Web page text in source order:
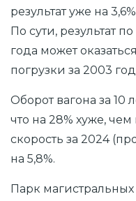
результат уже на
По сути, результат
года может
погрузки за 2003
Оборот вагона за 10
что на 28% хуже, чем
скорость за 2024
на 5,8%.
Парк